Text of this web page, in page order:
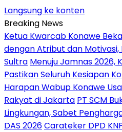
Langsung ke konten
Breaking News
Ketua Kwarcab Konawe
dengan Atribut dan
Sultra Menuju Jamnas 2026,
Pastikan Seluruh Kesiapan
Harapan Wabup Konawe
Rakyat di Jakarta PT SCM
Lingkungan, Sabet
DAS 2026Carateker DPD